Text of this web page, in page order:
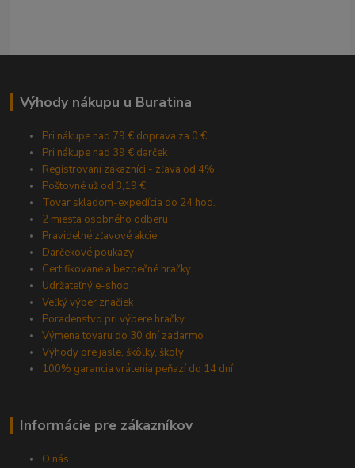
Výhody nákupu u Buratina
Pri nákupe nad 79 € doprava za 0 €
Pri nákupe nad 39 € darček
Registrovaní zákazníci - zľava od 4%
Poštovné už od 3,19 €
Tovar skladom-expedícia do 24 hod.
2 miesta osobného odberu
Pravidelné zľavové akcie
Darčekové poukazy
Certifikované a bezpečné hračky
Udržateľný e-shop
Veľký výber značiek
Poradenstvo pri výbere hračky
Výmena tovaru do 30 dní zadarmo
Výhody pre jasle, škôlky, školy
100% garancia vrátenia peňazí do 14 dní
Informácie pre zákazníkov
O nás